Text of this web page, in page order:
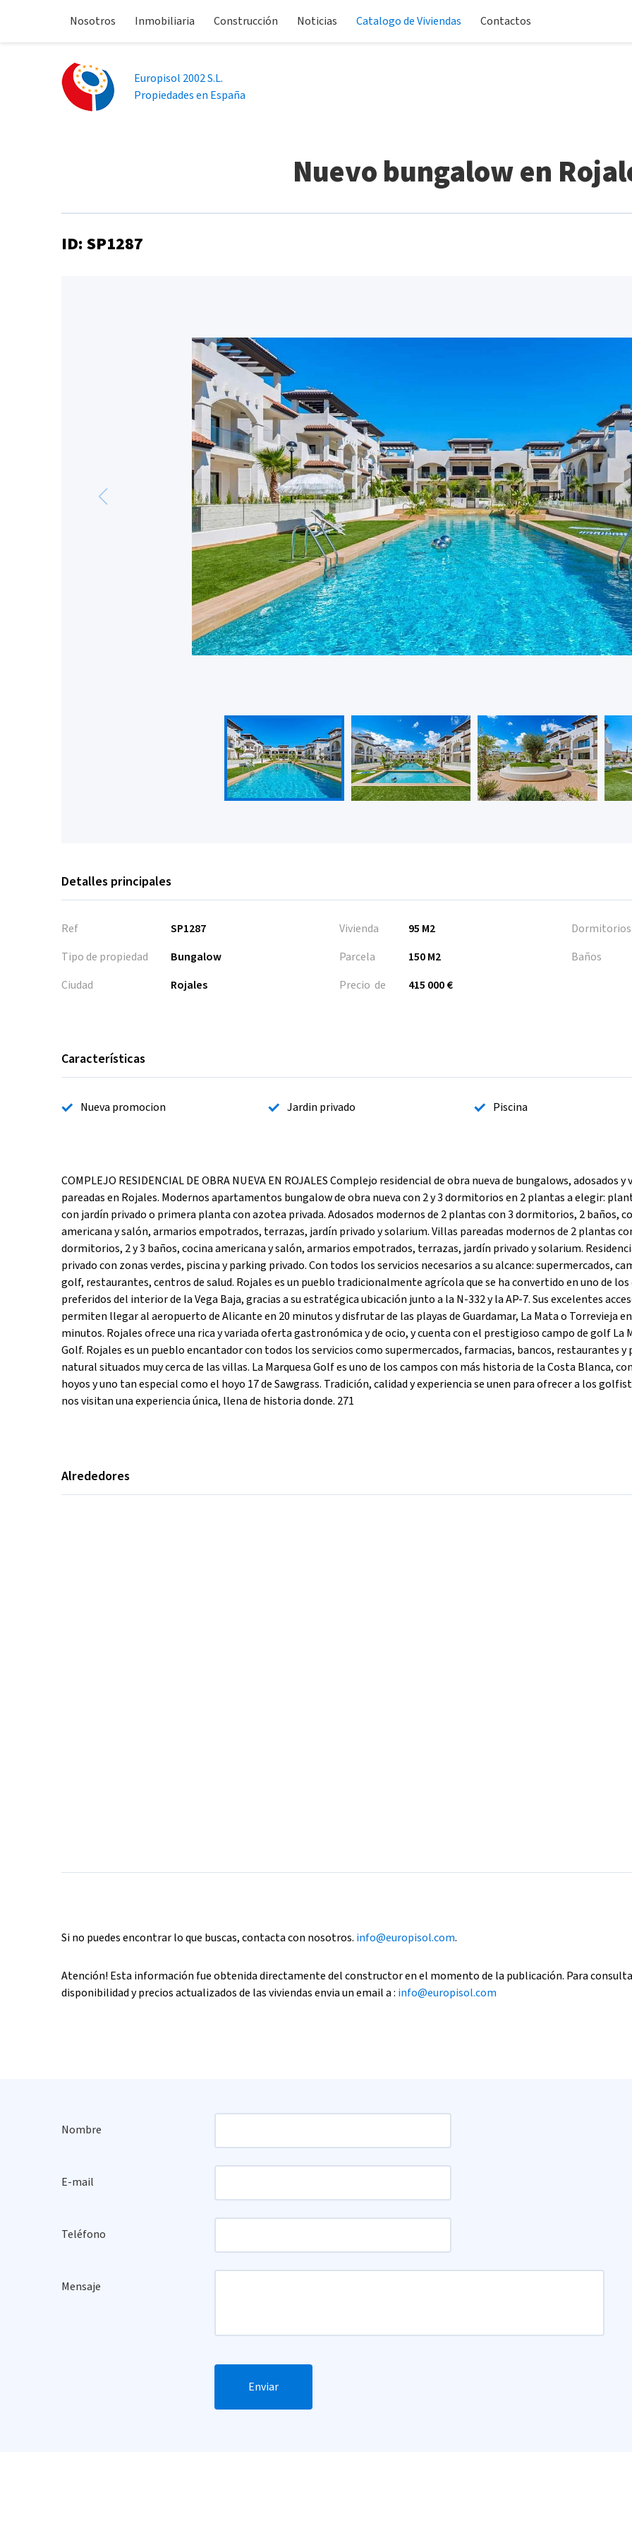
Nosotros Inmobiliaria Construcción Noticias Catalogo de Viviendas Contactos
Europisol 2002 S.L.
Propiedades en España
Nuevo bungalow en
ID: SP1287
Detalles principales
Ref
SP1287
Tipo de propiedad
Bungalow
Ciudad
Rojales
Vivienda
95 M2
Parcela
150 M2
Precio de
415 000 €
Dormitorios
Baños
Características
Nueva promocion Jardin privado Piscina
COMPLEJO RESIDENCIAL DE OBRA NUEVA EN ROJALES Complejo residencial de obra nueva de bungalows, adosados y
pareadas en Rojales. Modernos apartamentos bungalow de obra nueva con 2 y 3 dormitorios en 2 plantas a elegir:
con jardín privado o primera planta con azotea privada. Adosados modernos de 2 plantas con 3 dormitorios, 2 baños,
americana y salón, armarios empotrados, terrazas, jardín privado y solarium. Villas pareadas modernos de 2 plantas
dormitorios, 2 y 3 baños, cocina americana y salón, armarios empotrados, terrazas, jardín privado y solarium.
privado con zonas verdes, piscina y parking privado. Con todos los servicios necesarios a su alcance: supermercados,
golf, restaurantes, centros de salud. Rojales es un pueblo tradicionalmente agrícola que se ha convertido en uno de
preferidos del interior de la Vega Baja, gracias a su estratégica ubicación junto a la N-332 y la AP-7. Sus excelentes
permiten llegar al aeropuerto de Alicante en 20 minutos y disfrutar de las playas de Guardamar, La Mata o Torrevieja
minutos. Rojales ofrece una rica y variada oferta gastronómica y de ocio, y cuenta con el prestigioso campo de golf La
Golf. Rojales es un pueblo encantador con todos los servicios como supermercados, farmacias, bancos, restaurantes y
natural situados muy cerca de las villas. La Marquesa Golf es uno de los campos con más historia de la Costa Blanca,
hoyos y uno tan especial como el hoyo 17 de Sawgrass. Tradición, calidad y experiencia se unen para ofrecer a los
nos visitan una experiencia única, llena de historia donde. 271
Alrededores
Si no puedes encontrar lo que buscas, contacta con nosotros. info@europisol.com.
Atención! Esta información fue obtenida directamente del constructor en el momento de la publicación. Para
disponibilidad y precios actualizados de las viviendas envia un email a : info@europisol.com
Nombre
E-mail
Teléfono
Mensaje
Enviar